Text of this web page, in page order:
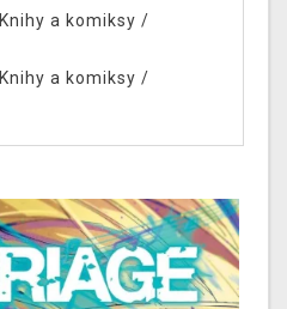
Knihy a komiksy /
Knihy a komiksy /